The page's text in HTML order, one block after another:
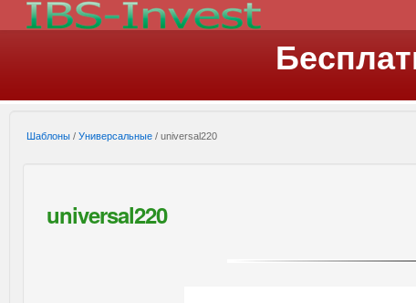
Шаблоны / Универсальные / universal220
universal220